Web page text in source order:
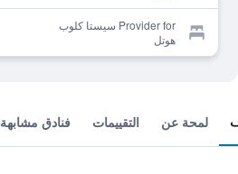
Provider for سيستا كلوب
هوتل
لمحة عن التقييمات فنادق مشابهة